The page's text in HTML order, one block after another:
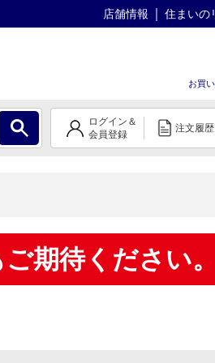
店舗情報 住まいの
お買
ログイン＆
会員登録
注文履歴
期待ください。